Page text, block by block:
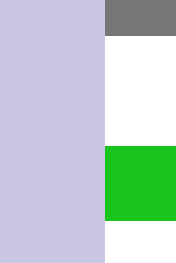
to